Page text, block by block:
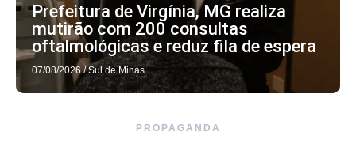
Prefeitura de Virgínia, MG realiza
mutirão com 200 consultas
oftalmológicas e reduz fila de espera
07/08/2026 / Sul de Minas
PROPAGANDA